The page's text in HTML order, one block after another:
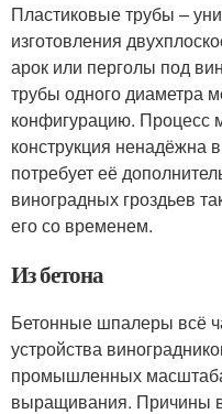
Пластиковые трубы –
изготовления
арок или перголы под
трубы одного диаметра
конфигурацию. Процесс
конструкция ненадёжна
потребует её
виноградных гроздьев
его со временем.
Из бетона
Бетонные шпалеры всё
устройства
промышленных
выращивания. Причины